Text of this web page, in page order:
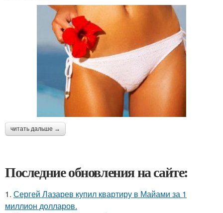
читать дальше →
Последние обновления на сайте:
1. Сергей Лазарев купил квартиру в Майами за 1
миллион долларов.